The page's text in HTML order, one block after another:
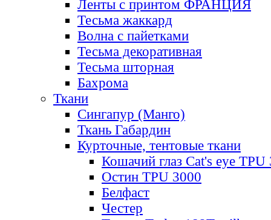
Ленты с принтом ФРАНЦИЯ
Тесьма жаккард
Волна с пайетками
Тесьма декоративная
Тесьма шторная
Бахрома
Ткани
Сингапур (Манго)
Ткань Габардин
Курточные, тентовые ткани
Кошачий глаз Cat's eye TPU
Остин TPU 3000
Белфаст
Честер